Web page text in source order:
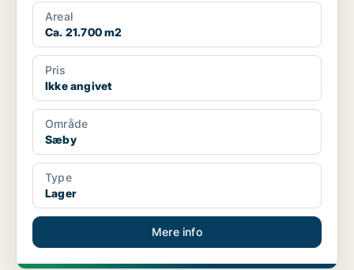
Areal
Ca. 21.700 m2
Pris
Ikke angivet
Område
Sæby
Type
Lager
Mere info